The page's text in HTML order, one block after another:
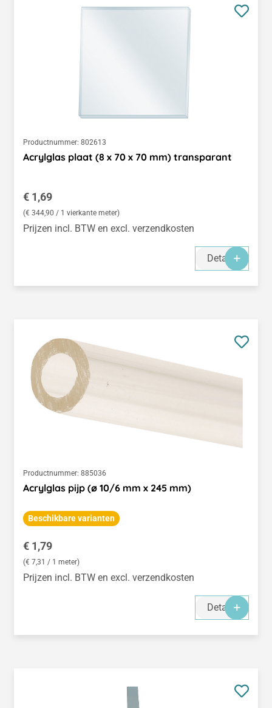
Productnummer: 802613
Acrylglas plaat (8 x 70 x 70 mm) transparant
Normale prijs:
€ 1,69
(€ 344,90 / 1 vierkante meter)
Prijzen incl. BTW en excl. verzendkosten
Details
Productnummer: 885036
Acrylglas pijp (ø 10/6 mm x 245 mm)
Beschikbare varianten
Normale prijs:
€ 1,79
(€ 7,31 / 1 meter)
Prijzen incl. BTW en excl. verzendkosten
Details